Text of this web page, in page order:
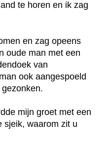
te horen en ik zag
en zag opeens
oude man met een
van
ook aangespoeld
mijn groet met een
sjeik, waarom zit u